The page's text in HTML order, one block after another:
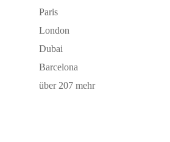
Paris
London
Dubai
Barcelona
über 207 mehr